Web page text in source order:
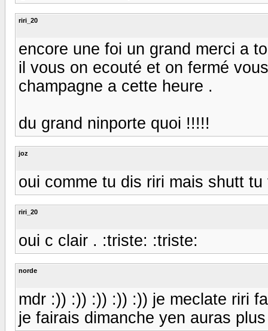
riri_20
encore une foi un grand merci a
il vous on ecouté et on fermé
champagne a cette heure .
du grand ninporte quoi !!!!!
joz
oui comme tu dis riri mais shutt
riri_20
oui c clair . :triste: :triste:
norde
mdr :)) :)) :)) :)) :)) je meclate riri
je fairais dimanche yen auras